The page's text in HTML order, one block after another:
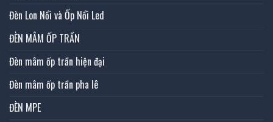
Đèn Lon Nổi và Ốp Nổi Led
ĐÈN MÂM ỐP TRẦN
Đèn mâm ốp trần hiện đại
Đèn mâm ốp trần pha lê
ĐÈN MPE